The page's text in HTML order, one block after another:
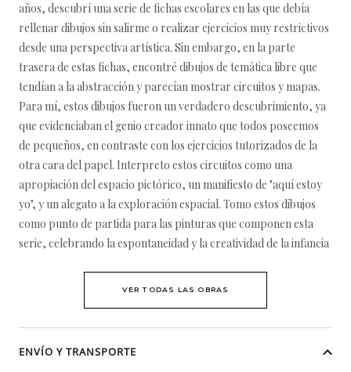
años, descubrí una serie de fichas escolares en las que debía
rellenar dibujos sin salirme o realizar ejercicios muy restrictivos
desde una perspectiva artística. Sin embargo, en la parte
trasera de estas fichas, encontré dibujos de temática libre que
tendían a la abstracción y parecían mostrar circuitos y mapas.
Para mí, estos dibujos fueron un verdadero descubrimiento, ya
que evidenciaban el genio creador innato que todos poseemos
de pequeños, en contraste con los ejercicios tutorizados de la
otra cara del papel. Interpreto estos circuitos como una
apropiación del espacio pictórico, un manifiesto de "aquí estoy
yo", y un alegato a la exploración espacial. Tomo estos dibujos
como punto de partida para las pinturas que componen esta
serie, celebrando la espontaneidad y la creatividad de la infancia
VER TODAS LAS OBRAS
ENVÍO Y TRANSPORTE